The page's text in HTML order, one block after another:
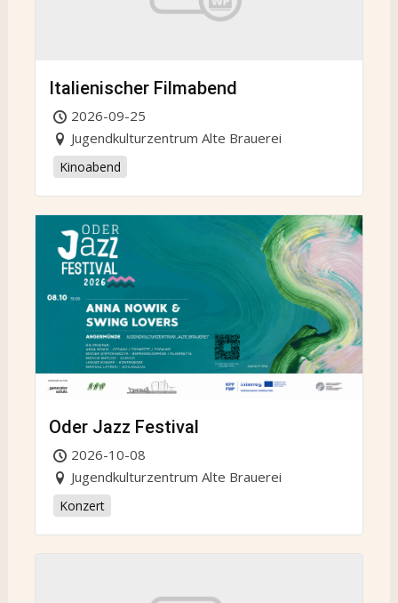
Italienischer Filmabend
2026-09-25
Jugendkulturzentrum Alte Brauerei
Kinoabend
Oder Jazz Festival
2026-10-08
Jugendkulturzentrum Alte Brauerei
Konzert